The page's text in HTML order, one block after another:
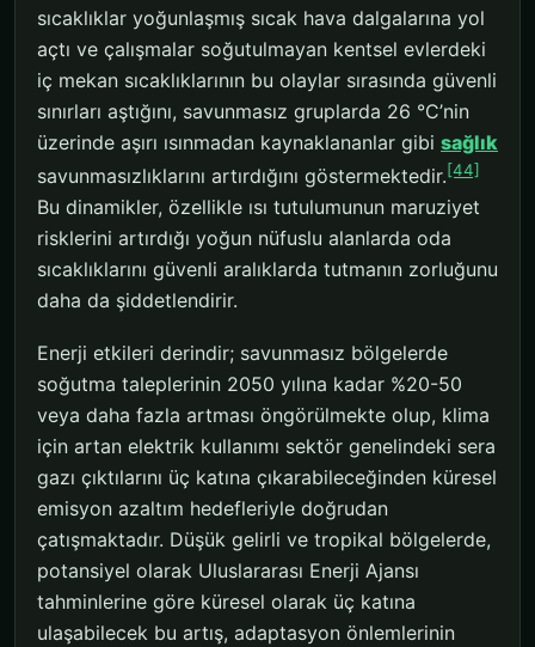
sıcaklıklar yoğunlaşmış sıcak hava dalgalarına yol
açtı ve çalışmalar soğutulmayan kentsel evlerdeki
iç mekan sıcaklıklarının bu olaylar sırasında güvenli
sınırları aştığını, savunmasız gruplarda 26 °C’nin
üzerinde aşırı ısınmadan kaynaklananlar gibi sağlık
savunmasızlıklarını artırdığını göstermektedir.[44]
Bu dinamikler, özellikle ısı tutulumunun maruziyet
risklerini artırdığı yoğun nüfuslu alanlarda oda
sıcaklıklarını güvenli aralıklarda tutmanın zorluğunu
daha da şiddetlendirir.
Enerji etkileri derindir; savunmasız bölgelerde
soğutma taleplerinin 2050 yılına kadar %20-50
veya daha fazla artması öngörülmekte olup, klima
için artan elektrik kullanımı sektör genelindeki sera
gazı çıktılarını üç katına çıkarabileceğinden küresel
emisyon azaltım hedefleriyle doğrudan
çatışmaktadır. Düşük gelirli ve tropikal bölgelerde,
potansiyel olarak Uluslararası Enerji Ajansı
tahminlerine göre küresel olarak üç katına
ulaşabilecek bu artış, adaptasyon önlemlerinin